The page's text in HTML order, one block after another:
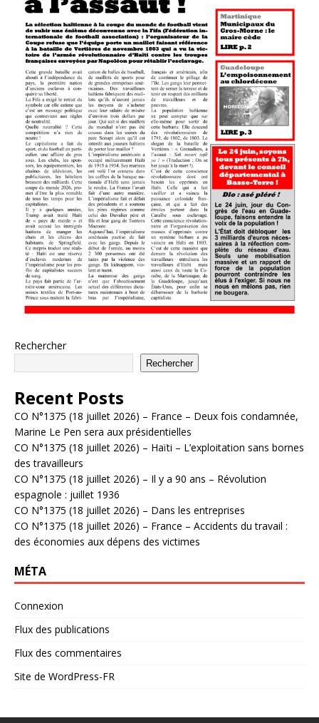
Rechercher
Rechercher
Recent Posts
CO N°1375 (18 juillet 2026) – France – Deux fois condamnée,
Marine Le Pen sera aux présidentielles
CO N°1375 (18 juillet 2026) – Haïti – L’exploitation sans bornes
des travailleurs
CO N°1375 (18 juillet 2026) – Il y a 90 ans – Révolution
espagnole : juillet 1936
CO N°1375 (18 juillet 2026) – Dans les entreprises
CO N°1375 (18 juillet 2026) – France – Accidents du travail :
des économies aux dépens des victimes
MÉTA
Connexion
Flux des publications
Flux des commentaires
Site de WordPress-FR